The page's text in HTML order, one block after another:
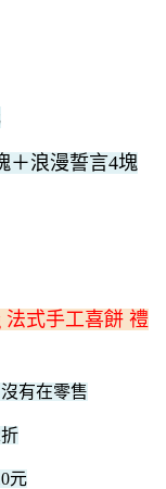
＋浪漫誓言4塊
法式手工喜餅 禮
有在零售
元